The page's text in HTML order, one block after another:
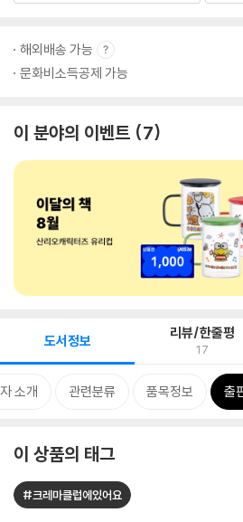
해외배송 가능
문화비소득공제 가능
이 분야의 이벤트 7
도서정보 리뷰/한줄평
17
소개 관련분류 품목정보 출
이 상품의 태그
#크레마클럽에있어요